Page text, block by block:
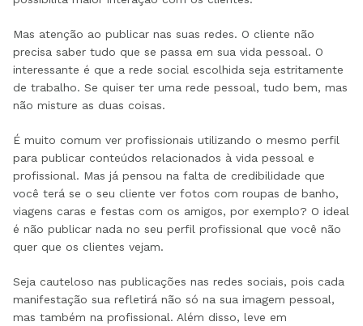
Mas atenção ao publicar nas suas redes. O cliente não
precisa saber tudo que se passa em sua vida pessoal. O
interessante é que a rede social escolhida seja estritamente
de trabalho. Se quiser ter uma rede pessoal, tudo bem, mas
não misture as duas coisas.
É muito comum ver profissionais utilizando o mesmo perfil
para publicar conteúdos relacionados à vida pessoal e
profissional. Mas já pensou na falta de credibilidade que
você terá se o seu cliente ver fotos com roupas de banho,
viagens caras e festas com os amigos, por exemplo? O ideal
é não publicar nada no seu perfil profissional que você não
quer que os clientes vejam.
Seja cauteloso nas publicações nas redes sociais, pois cada
manifestação sua refletirá não só na sua imagem pessoal,
mas também na profissional. Além disso, leve em